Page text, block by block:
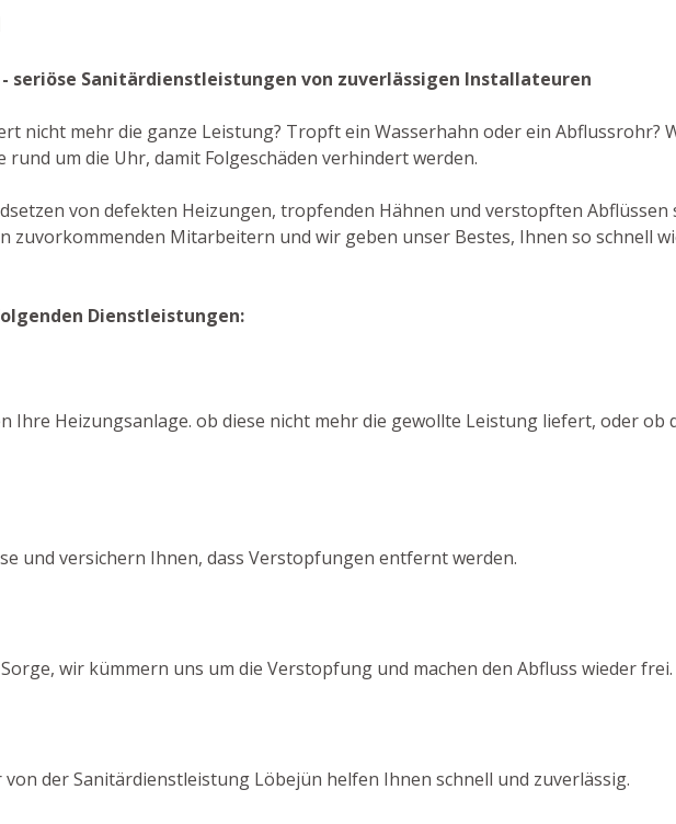
seriöse Sanitärdienstleistungen von zuverlässigen Installateuren
nicht mehr die ganze Leistung? Tropft ein Wasserhahn oder ein Abflussrohr?
um die Uhr, damit Folgeschäden verhindert werden.
von defekten Heizungen, tropfenden Hähnen und verstopften Abflüssen
zuvorkommenden Mitarbeitern und wir geben unser Bestes, Ihnen so schnell
Dienstleistungen:
Ihre Heizungsanlage. ob diese nicht mehr die gewollte Leistung liefert, oder ob
und versichern Ihnen, dass Verstopfungen entfernt werden.
wir kümmern uns um die Verstopfung und machen den Abfluss wieder frei.
der Sanitärdienstleistung Löbejün helfen Ihnen schnell und zuverlässig.